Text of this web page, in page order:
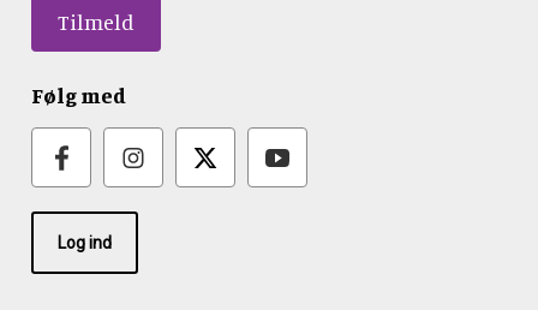
Følg med
Log ind